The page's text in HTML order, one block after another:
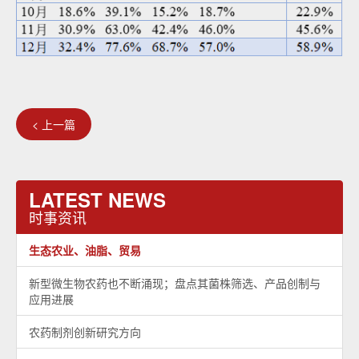
< 上一篇
LATEST NEWS
时事资讯
生态农业、油脂、贸易
新型微生物农药也不断涌现；盘点其菌株筛选、产品创制与
应用进展
农药制剂创新研究方向